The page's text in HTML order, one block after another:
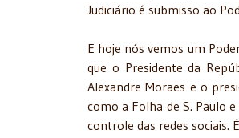
Judiciário é submisso ao
E hoje nós vemos um
que o Presidente da
Alexandre Moraes e o
como a Folha de S. Paulo
controle das redes sociais.